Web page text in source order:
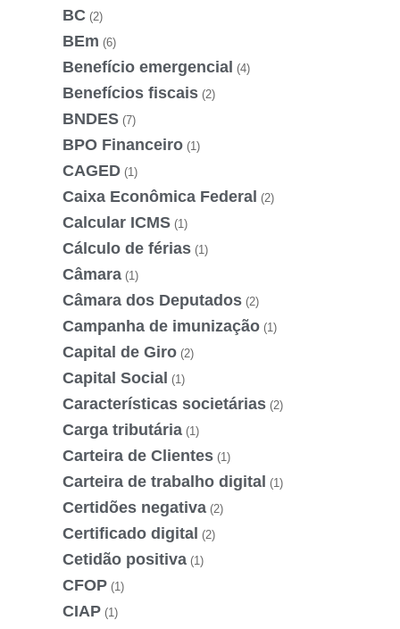
BC (2)
BEm (6)
Benefício emergencial (4)
Benefícios fiscais (2)
BNDES (7)
BPO Financeiro (1)
CAGED (1)
Caixa Econômica Federal (2)
Calcular ICMS (1)
Cálculo de férias (1)
Câmara (1)
Câmara dos Deputados (2)
Campanha de imunização (1)
Capital de Giro (2)
Capital Social (1)
Características societárias (2)
Carga tributária (1)
Carteira de Clientes (1)
Carteira de trabalho digital (1)
Certidões negativa (2)
Certificado digital (2)
Cetidão positiva (1)
CFOP (1)
CIAP (1)